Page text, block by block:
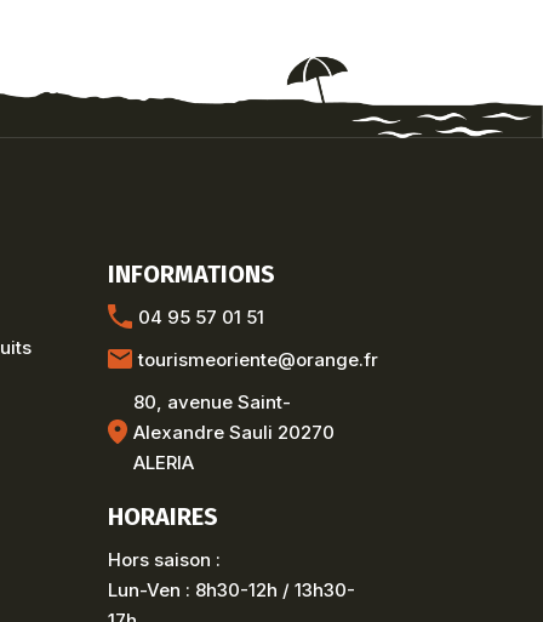
INFORMATIONS
04 95 57 01 51
tourismeoriente@orange.fr
80, avenue Saint-
Alexandre Sauli 20270
ALERIA
HORAIRES
Hors saison :
Lun-Ven : 8h30-12h / 13h30-